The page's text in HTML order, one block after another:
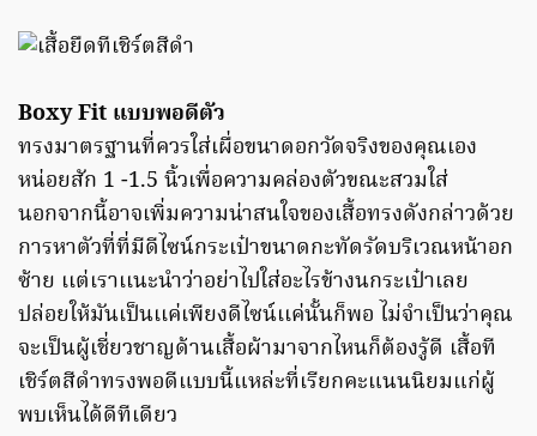
Boxy Fit แบบพอดีตัว
ทรงมาตรฐานที่ควรใส่เผื่อขนาดอกวัดจริงของคุณเอง
หน่อยสัก 1 -1.5 นิ้วเพื่อความคล่องตัวขณะสวมใส่
นอกจากนี้อาจเพิ่มความน่าสนใจของเสื้อทรงดังกล่าวด้วย
การหาตัวที่ที่มีดีไซน์กระเป๋าขนาดกะทัดรัดบริเวณหน้าอก
ซ้าย เเต่เราเเนะนำว่าอย่าไปใส่อะไรข้างนกระเป๋าเลย
ปล่อยให้มันเป็นเเค่เพียงดีไซน์เเค่นั้นก็พอ ไม่จำเป็นว่าคุณ
จะเป็นผู้เชี่ยวชาญด้านเสื้อผ้ามาจากไหนก็ต้องรู้ดี เสื้อที
เชิร์ตสีดำทรงพอดีแบบนี้แหล่ะที่เรียกคะแนนนิยมแก่ผู้
พบเห็นได้ดีทีเดียว